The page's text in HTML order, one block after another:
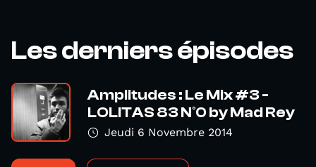
Les derniers épisodes
Amplitudes : Le Mix #3 -
LOLITAS 83 N°0 by Mad Rey
Jeudi 6 Novembre 2014